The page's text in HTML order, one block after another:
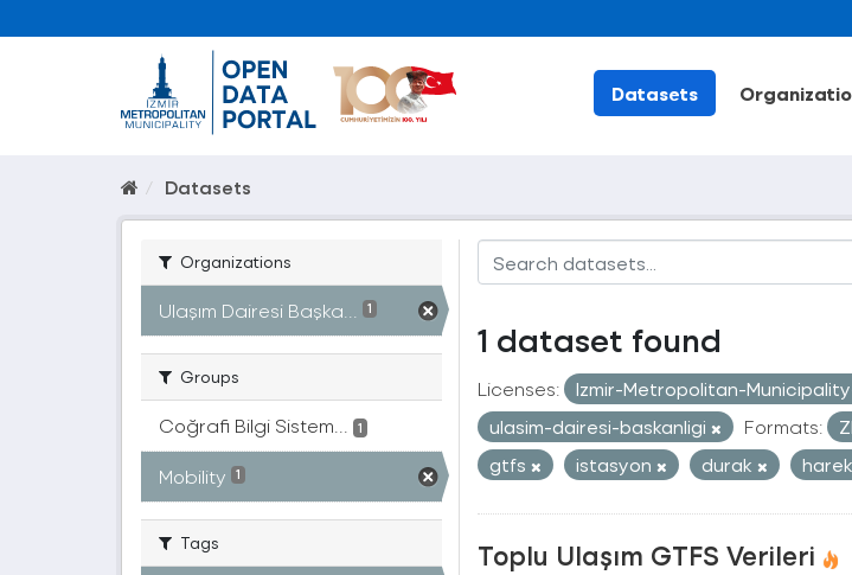
Datasets
Datasets
Organizations
Ulaşım Dairesi Başka... 1
Groups
Coğrafi Bilgi Sistem... 1
Mobility 1
Tags
1 dataset found
Licenses: Izmir-Metropolitan-
ulasim-dairesi-baskanligi
Formats:
gtfs
istasyon durak
Toplu Ulaşım GTFS Verileri